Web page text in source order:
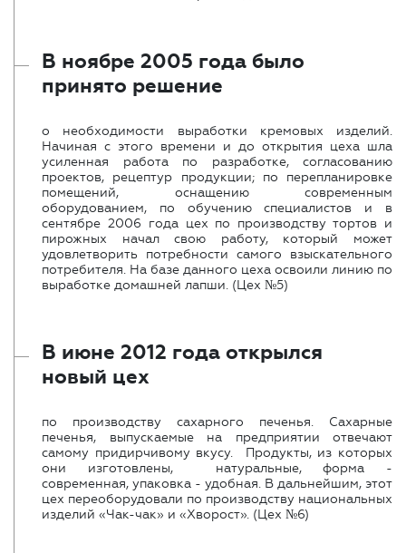
В ноябре 2005 года было
принято решение
о необходимости выработки кремовых изделий.
Начиная с этого времени и до открытия цеха шла
усиленная работа по разработке, согласованию
проектов, рецептур продукции; по перепланировке
помещений, оснащению современным
оборудованием, по обучению специалистов и в
сентябре 2006 года цех по производству тортов и
пирожных начал свою работу, который может
удовлетворить потребности самого взыскательного
потребителя. На базе данного цеха освоили линию по
выработке домашней лапши. (Цех №5)
В июне 2012 года открылся
новый цех
по производству сахарного печенья. Сахарные
печенья, выпускаемые на предприятии отвечают
самому придирчивому вкусу. Продукты, из которых
они изготовлены, натуральные, форма -
современная, упаковка - удобная. В дальнейшим, этот
цех переоборудовали по производству национальных
изделий «Чак-чак» и «Хворост». (Цех №6)